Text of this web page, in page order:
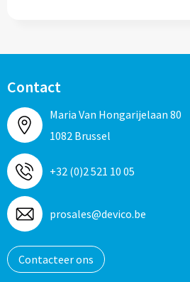
Contact
Maria Van Hongarijelaan 80
1082 Brussel
+32 (0)2 521 10 05
prosales@devico.be
Contacteer ons